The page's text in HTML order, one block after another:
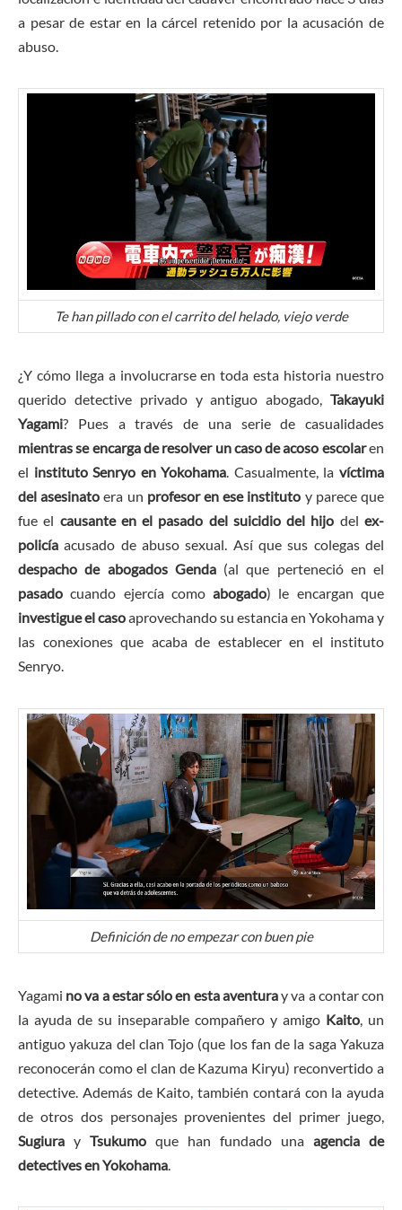
a pesar de estar en la cárcel retenido por la acusación de
abuso.
Te han pillado con el carrito del helado, viejo verde
¿Y cómo llega a involucrarse en toda esta historia nuestro
querido detective privado y antiguo abogado, Takayuki
Yagami? Pues a través de una serie de casualidades
mientras se encarga de resolver un caso de acoso escolaren
el instituto Senryo en Yokohama. Casualmente, lavíctima
del asesinato era un profesor en ese instituto y parece que
fue el causante en el pasado del suicidio del hijo delex-
policía acusado de abuso sexual. Así que sus colegas del
despacho de abogados Genda(al que perteneció en el
pasadocuando ejercía comoabogado) le encargan que
investigue el casoaprovechando su estancia en Yokohama y
las conexiones que acaba de establecer en el instituto
Senryo.
Definición de no empezar con buen pie
Yagami no va a estar sólo en esta aventuray va a contar con
la ayuda de su inseparable compañero y amigo Kaito , un
antiguo yakuza del clan Tojo (que los fan de la saga Yakuza
reconocerán como el clan de Kazuma Kiryu) reconvertido a
detective. Además de Kaito, también contará con la ayuda
de otros dos personajes provenientes del primer juego,
Sugiura y Tsukumo que han fundado una agencia de
detectives en Yokohama